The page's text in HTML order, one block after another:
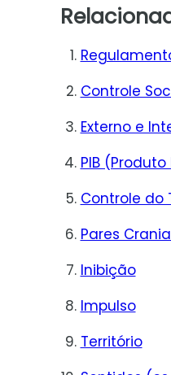
Controle
Externo e
PIB
Controle do
Pares
Inibição
Impulso
Território